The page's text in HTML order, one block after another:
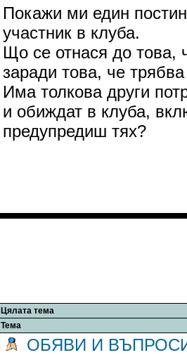
Покажи ми един
участник в клуба.
Що се отнася до това,
заради това, че
Има толкова други
и обиждат в клуба,
предупредиш тях?
Цялата тема
Тема
ОБЯВИ И